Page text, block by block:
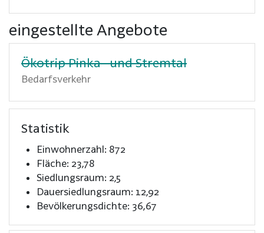
eingestellte Angebote
Ökotrip Pinka- und Stremtal
Bedarfsverkehr
Statistik
Einwohnerzahl: 872
Fläche: 23,78
Siedlungsraum: 2,5
Dauersiedlungsraum: 12,92
Bevölkerungsdichte: 36,67